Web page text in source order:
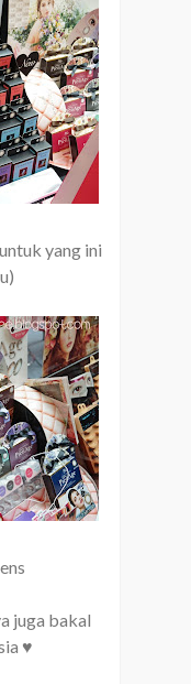
yang ini
juga bakal
♥